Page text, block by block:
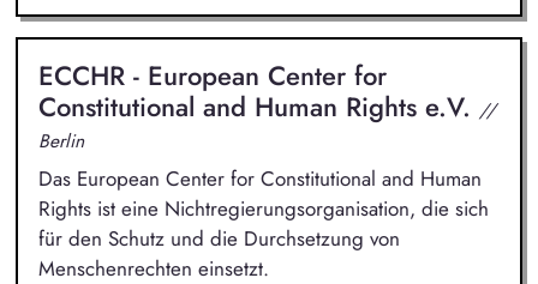
ECCHR - European Center for
Constitutional and Human Rights e.V. //
Berlin
Das European Center for Constitutional and Human
Rights ist eine Nichtregierungsorganisation, die sich
für den Schutz und die Durchsetzung von
Menschenrechten einsetzt.